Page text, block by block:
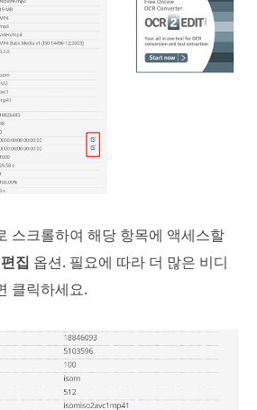
스크롤하여 해당 항목에 액세스할
집 옵션. 필요에 따라 더 많은 비디
클릭하세요.